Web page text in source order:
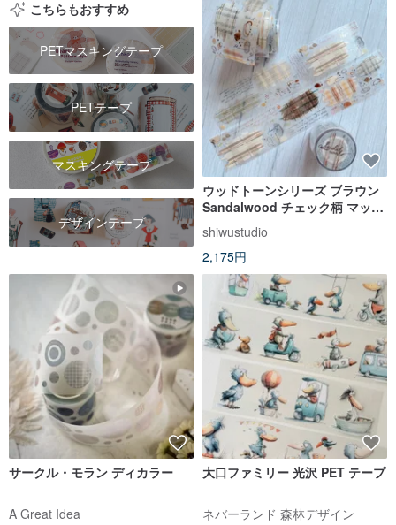
こちらもおすすめ
PETマスキングテープ
PETテープ
マスキングテープ
デザインテープ
ウッドトーンシリーズ ブラウン
Sandalwood チェック柄 マット
PETマスキングテープ
shiwustudio
2,175円
サークル・モラン ディカラー
A Great Idea
大口ファミリー 光沢 PET テープ
ネバーランド 森林デザイン